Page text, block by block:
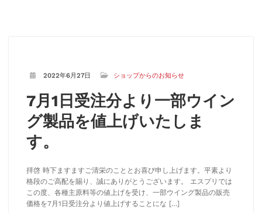
2022年6月27日 ショップからのお知らせ
7月1日受注分より一部ウイン
グ製品を値上げいたしま
す。
拝啓 時下ますますご清栄のこととお喜び申し上げます。平素より
格段のご高配を賜り、誠にありがとうございます。 エスプリでは
この度、各種主原料等の値上げを受け、一部ウイング製品の販売
価格を7月1日受注分より値上げすることにな […]